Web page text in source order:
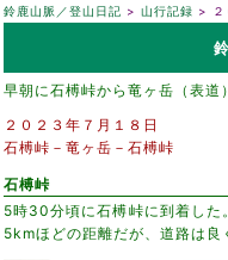
鈴鹿山脈／登山日記 山行記録
早朝に石榑峠から竜ヶ岳（表道
２０２３年７月１８日
石榑峠－竜ヶ岳－石榑峠
石榑峠
5時30分頃に石榑峠に到着した
5kmほどの距離だが、道路は良